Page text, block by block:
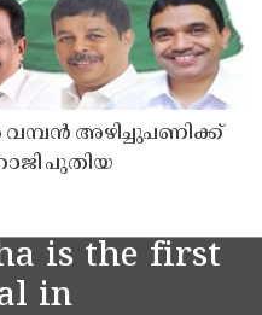
വമ്പൻ അഴിച്ചുപണിക്ക്
പുതിയ
is the first
in